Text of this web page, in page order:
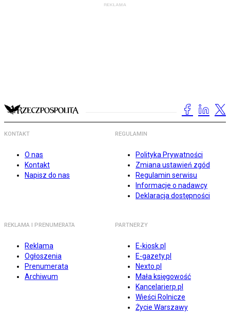
KONTAKT
O nas
Kontakt
Napisz do nas
REGULAMIN
Polityka Prywatności
Zmiana ustawień zgód
Regulamin serwisu
Informacje o nadawcy
Deklaracja dostępności
REKLAMA I PRENUMERATA
Reklama
Ogłoszenia
Prenumerata
Archiwum
PARTNERZY
E-kiosk.pl
E-gazety.pl
Nexto.pl
Mała księgowość
Kancelarierp.pl
Wieści Rolnicze
Życie Warszawy